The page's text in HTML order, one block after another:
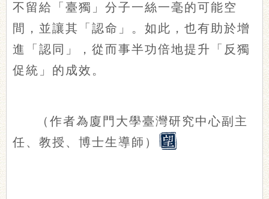
不留給「臺獨」分子一絲一毫的可能空
間，並讓其「認命」。如此，也有助於增
進「認同」，從而事半功倍地提升「反獨
促統」的成效。
（作者為廈門大學臺灣研究中心副主
任、教授、博士生導師）